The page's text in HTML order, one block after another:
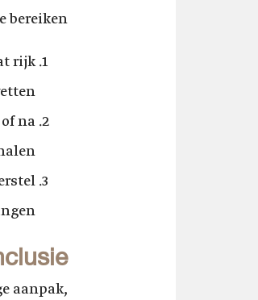
bereiken:
rijk
na
aanpak,